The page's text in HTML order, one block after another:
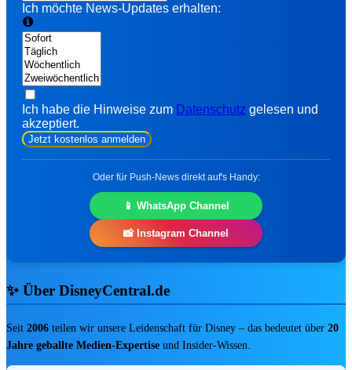
Dein Happy Weekend Deal! 15% auf alles
BIS ZU 70% RABATT
Summer Sale bei EMP: Bis zu 70%
share
Ich möchte News-Updates erhalten:
Ich habe die Hinweise zum Datenschutz gelesen und
akzeptiert.
Jetzt kostenlos anmelden
Oder für Push-News direkt auf's Handy:
📱 WhatsApp Channel
📸 Instagram Channel
✨ Über DisneyCentral.de
Seit 2006 teilen wir unsere Leidenschaft für Disney – das bedeutet über 20
Jahre geballte Medien-Expertise und Insider-Wissen.